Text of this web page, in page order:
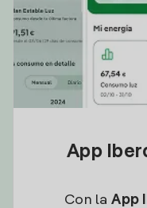
App
Con la App